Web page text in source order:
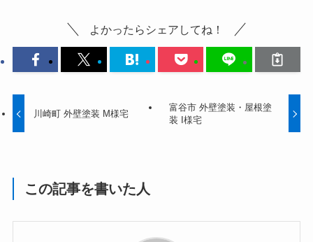
よかったらシェアしてね！
川崎町 外壁塗装 M様宅
富谷市 外壁塗装・屋根塗
装 I様宅
この記事を書いた人